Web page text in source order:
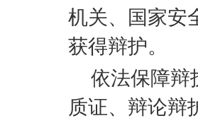
机关、国家安
获得辩护。
依法保障辩
质证、辩论辩